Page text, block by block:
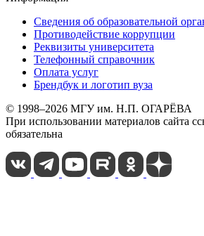
Сведения об образовательной
Противодействие коррупции
Реквизиты университета
Телефонный справочник
Оплата услуг
Брендбук и логотип вуза
© 1998–2026 МГУ им. Н.П. ОГАРЁВА
При использовании материалов сайта
обязательна